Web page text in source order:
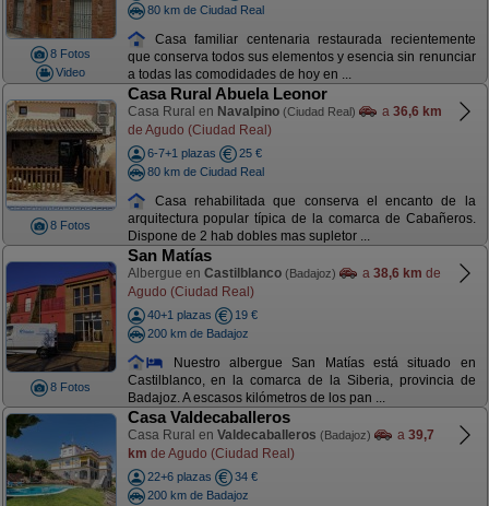
8 Fotos
Video
80 km de Ciudad Real
Casa familiar centenaria restaurada recientemente
que conserva todos sus elementos y esencia sin renunciar
a todas las comodidades de hoy en ...
8 Fotos
Casa Rural Abuela Leonor
Casa Rural en Navalpino (Ciudad Real) a 36,6 km
de Agudo (Ciudad Real)
6-7+1 plazas
25 €
80 km de Ciudad Real
Casa rehabilitada que conserva el encanto de la
arquitectura popular típica de la comarca de Cabañeros.
Dispone de 2 hab dobles mas supletor ...
8 Fotos
San Matías
Albergue en Castilblanco (Badajoz) a 38,6 km de
Agudo (Ciudad Real)
40+1 plazas
19 €
200 km de Badajoz
Nuestro albergue San Matías está situado en
Castilblanco, en la comarca de la Siberia, provincia de
Badajoz. A escasos kilómetros de los pan ...
Casa Valdecaballeros
Casa Rural en Valdecaballeros (Badajoz) a 39,7
km de Agudo (Ciudad Real)
22+6 plazas
34 €
200 km de Badajoz